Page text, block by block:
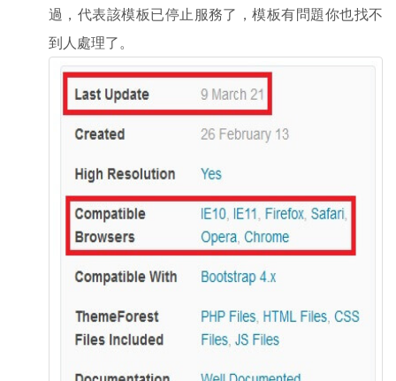
過，代表該模板已停止服務了，模板有問題你也找不
到人處理了。